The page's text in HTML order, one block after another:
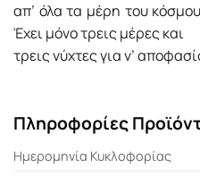
απ’ όλα τα μέρη του
Έχει μόνο τρεις μέρες και
τρεις νύχτες για ν’
Πληροφορίες
Ημερομηνία Κυκλοφορίας